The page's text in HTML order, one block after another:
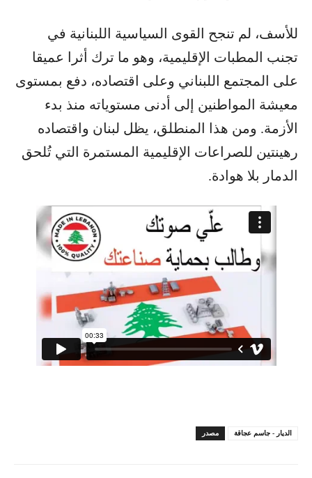
للأسف، لم تنجح القوى السياسية اللبنانية في
تجنب المطبات الإقليمية، وهو ما ترك أثرا عميقا
على المجتمع اللبناني وعلى اقتصاده، دفع بمستوى
معيشة المواطنين إلى أدنى مستوياته منذ بدء
الأزمة. ومن هذا المنطلق، يظل لبنان واقتصاده
رهينتين للصراعات الإقليمية المستمرة التي تُلحق
الدمار بلا هوادة.
مصدر الديار - جاسم عجاقة